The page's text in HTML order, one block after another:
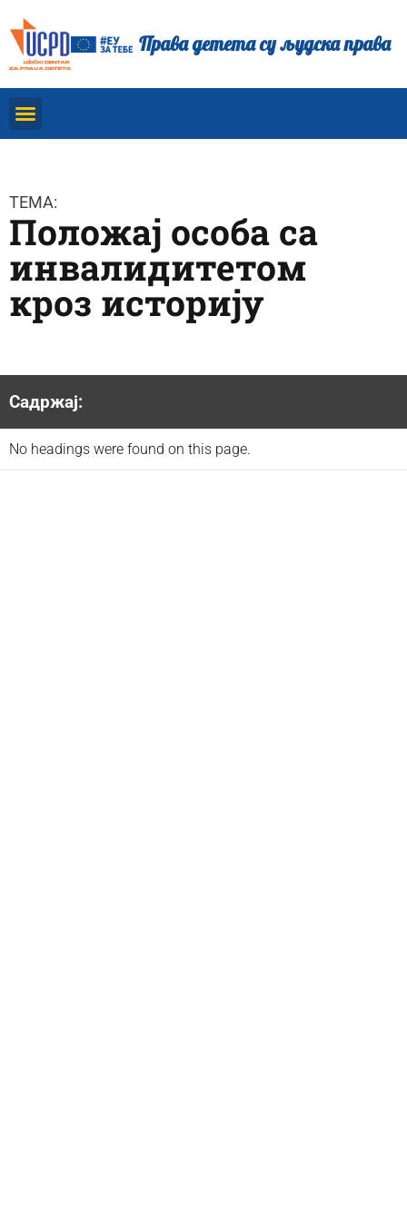
Права детета су људска права
TEMA:
Положај особа са
инвалидитетом
кроз историју
Садржај:
No headings were found on this page.